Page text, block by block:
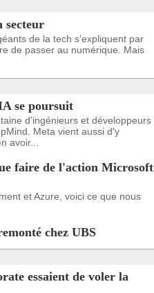
secteur
de la tech s’expliquent par
de passer au numérique. Mais
se poursuit
d'ingénieurs et développeurs
Meta vient aussi d'y
avoir...
faire de l'action Microsoft
et Azure, voici ce que nous
chez UBS
essaient de voler la